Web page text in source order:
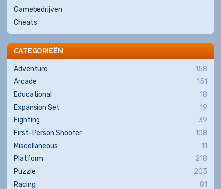
Gamebedrijven
Cheats
CATEGORIEËN
Adventure
158
Arcade
151
Educational
18
Expansion Set
19
Fighting
39
First-Person Shooter
108
Miscellaneous
11
Platform
218
Puzzle
203
Racing
81